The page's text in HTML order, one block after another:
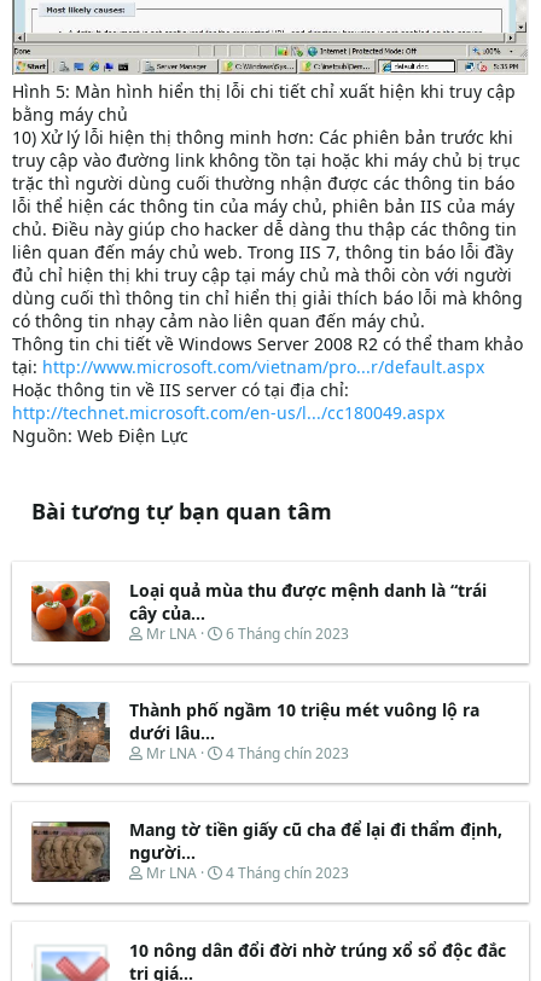
Hình 5: Màn hình hiển thị lỗi chi tiết chỉ xuất hiện khi truy cập
bằng máy chủ
10) Xử lý lỗi hiện thị thông minh hơn: Các phiên bản trước khi
truy cập vào đường link không tồn tại hoặc khi máy chủ bị trục
trặc thì người dùng cuối thường nhận được các thông tin báo
lỗi thể hiện các thông tin của máy chủ, phiên bản IIS của máy
chủ. Điều này giúp cho hacker dễ dàng thu thập các thông tin
liên quan đến máy chủ web. Trong IIS 7, thông tin báo lỗi đầy
đủ chỉ hiện thị khi truy cập tại máy chủ mà thôi còn với người
dùng cuối thì thông tin chỉ hiển thị giải thích báo lỗi mà không
có thông tin nhạy cảm nào liên quan đến máy chủ.
Thông tin chi tiết về Windows Server 2008 R2 có thể tham khảo
tại: http://www.microsoft.com/vietnam/pro...r/default.aspx
Hoặc thông tin về IIS server có tại địa chỉ:
http://technet.microsoft.com/en-us/l.../cc180049.aspx
Nguồn: Web Điện Lực
Bài tương tự bạn quan tâm
Loại quả mùa thu được mệnh danh là “trái
cây của...
T
r
a
d
s
a
t
e
r
Mr LNA
N
à
b
t
ầ
6 Tháng chín 2023
Thành phố ngầm 10 triệu mét vuông lộ ra
dưới lâu...
T
r
a
d
s
a
t
e
Mr LNA
N
à
b
t
ầ
4 Tháng chín 2023
Mang tờ tiền giấy cũ cha để lại đi thẩm định,
người...
T
r
a
d
Mr LNA
N
à
b
4 Tháng chín 2023
10 nông dân đổi đời nhờ trúng xổ sổ độc đắc
trị giá...